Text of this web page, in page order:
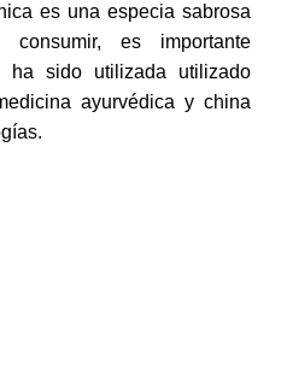
es una especia sabrosa
es importante
ha sido utilizada utilizado
ayurvédica y china